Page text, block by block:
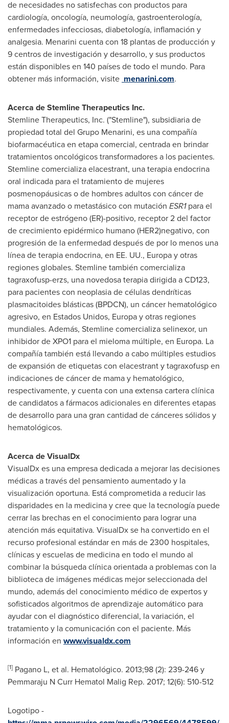
de necesidades no satisfechas con productos para
cardiología, oncología, neumología, gastroenterología,
enfermedades infecciosas, diabetología, inflamación y
analgesia. Menarini cuenta con 18 plantas de producción y
9 centros de investigación y desarrollo, y sus productos
están disponibles en 140 países de todo el mundo. Para
obtener más información, visite menarini.com.
Acerca de Stemline Therapeutics Inc.
Stemline Therapeutics, Inc. ("Stemline"), subsidiaria de
propiedad total del Grupo Menarini, es una compañía
biofarmacéutica en etapa comercial, centrada en brindar
tratamientos oncológicos transformadores a los pacientes.
Stemline comercializa elacestrant, una terapia endocrina
oral indicada para el tratamiento de mujeres
posmenopáusicas o de hombres adultos con cáncer de
mama avanzado o metastásico con mutación ESR1para el
receptor de estrógeno (ER)-positivo, receptor 2 del factor
de crecimiento epidérmico humano (HER2)negativo, con
progresión de la enfermedad después de por lo menos una
línea de terapia endocrina, en EE. UU., Europa y otras
regiones globales. Stemline también comercializa
tagraxofusp-erzs, una novedosa terapia dirigida a CD123,
para pacientes con neoplasia de células dendríticas
plasmacitoides blásticas (BPDCN), un cáncer hematológico
agresivo, en Estados Unidos, Europa y otras regiones
mundiales. Además, Stemline comercializa selinexor, un
inhibidor de XPO1 para el mieloma múltiple, en Europa. La
compañía también está llevando a cabo múltiples estudios
de expansión de etiquetas con elacestrant y tagraxofusp en
indicaciones de cáncer de mama y hematológico,
respectivamente, y cuenta con una extensa cartera clínica
de candidatos a fármacos adicionales en diferentes etapas
de desarrollo para una gran cantidad de cánceres sólidos y
hematológicos.
Acerca de VisualDx
VisualDx es una empresa dedicada a mejorar las decisiones
médicas a través del pensamiento aumentado y la
visualización oportuna. Está comprometida a reducir las
disparidades en la medicina y cree que la tecnología puede
cerrar las brechas en el conocimiento para lograr una
atención más equitativa. VisualDx se ha convertido en el
recurso profesional estándar en más de 2300 hospitales,
clínicas y escuelas de medicina en todo el mundo al
combinar la búsqueda clínica orientada a problemas con la
biblioteca de imágenes médicas mejor seleccionada del
mundo, además del conocimiento médico de expertos y
sofisticados algoritmos de aprendizaje automático para
ayudar con el diagnóstico diferencial, la variación, el
tratamiento y la comunicación con el paciente. Más
información en www.visualdx.com
[1] Pagano L, et al. Hematológico. 2013;98 (2): 239-246 y
Pemmaraju N Curr Hematol Malig Rep. 2017; 12(6): 510-512
Logotipo -